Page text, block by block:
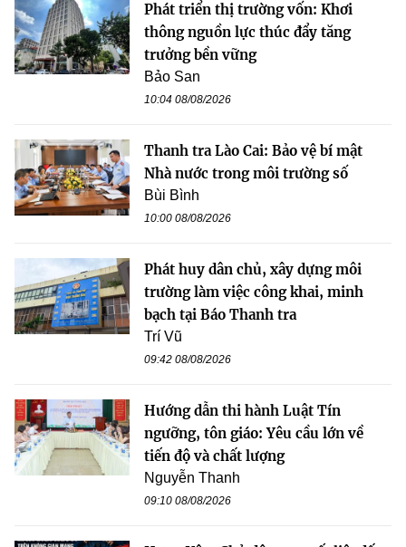
Phát triển thị trường vốn: Khơi
thông nguồn lực thúc đẩy tăng
trưởng bền vững
Bảo San
10:04 08/08/2026
Thanh tra Lào Cai: Bảo vệ bí mật
Nhà nước trong môi trường số
Bùi Bình
10:00 08/08/2026
Phát huy dân chủ, xây dựng môi
trường làm việc công khai, minh
bạch tại Báo Thanh tra
Trí Vũ
09:42 08/08/2026
Hướng dẫn thi hành Luật Tín
ngưỡng, tôn giáo: Yêu cầu lớn về
tiến độ và chất lượng
Nguyễn Thanh
09:10 08/08/2026